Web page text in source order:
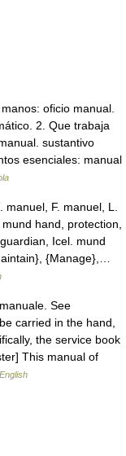
oficio manual.
2. Que trabaja
sustantivo
esenciales: manual
F. manuel, L.
hand, protection,
Icel. mund
{Manage},…
See
carried in the hand,
the service book
This manual of